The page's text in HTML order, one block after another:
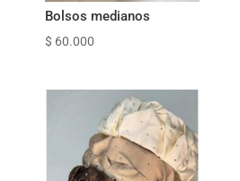
Bolsos medianos
$ 60.000